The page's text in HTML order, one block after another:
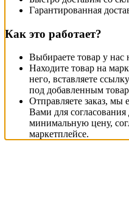
Гарантированная
Как это работает?
Выбираете товар у нас
Находите товар на
него, вставляете
под добавленным
Отправляете заказ, мы
Вами для
минимальную цену,
маркетплейсе.